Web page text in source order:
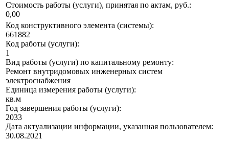
Стоимость работы (услуги), принятая по актам, руб.:
0,00
Код конструктивного элемента (системы):
661882
Код работы (услуги):
1
Вид работы (услуги) по капитальному ремонту:
Ремонт внутридомовых инженерных систем
электроснабжения
Единица измерения работы (услуги):
кв.м
Год завершения работы (услуги):
2033
Дата актуализации информации, указанная пользователем:
30.08.2021